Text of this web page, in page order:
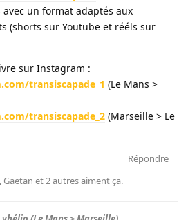
un format adaptés aux
(shorts sur Youtube et rééls sur
sur Instagram :
transiscapade_1 (Le Mans >
transiscapade_2 (Marseille > Le
Répondre
, Gaetan et2autresaiment ça.